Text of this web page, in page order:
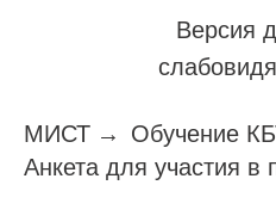
Версия
МИСТ → Обучение
Анкета для участия в